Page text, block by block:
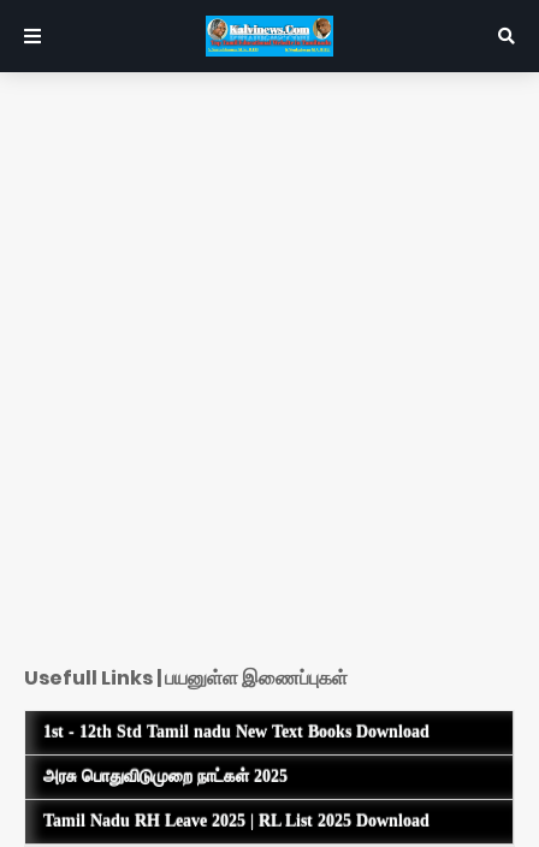
Usefull Links | பயனுள்ள இணைப்புகள்
1st - 12th Std Tamil nadu New Text Books Download
அரசு பொதுவிடுமுறை நாட்கள் 2025
Tamil Nadu RH Leave 2025 | RL List 2025 Download